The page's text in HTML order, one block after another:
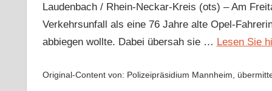
Laudenbach / Rhein-Neckar-Kreis (ots) – Am
Verkehrsunfall als eine 76 Jahre alte Opel-
abbiegen wollte. Dabei übersah sie … Lesen Sie
Original-Content von: Polizeipräsidium Mannheim,